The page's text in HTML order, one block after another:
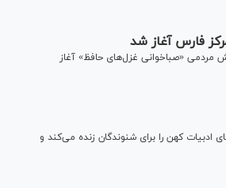
فارس آغاز شد
مردمی «صباخوانی غزل‌های حافظ» آغاز
ادبیات کهن را برای شنوندگان زنده می‌کند و